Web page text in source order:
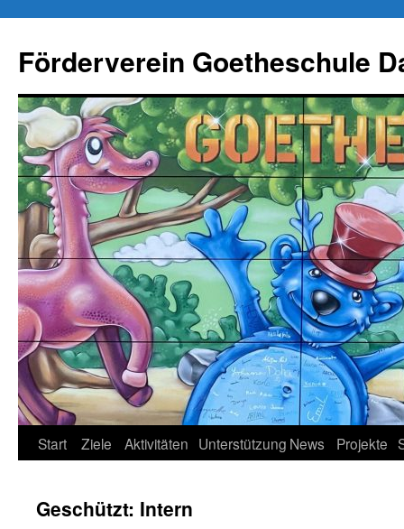
springen
Förderverein Goetheschule
Start Ziele Aktivitäten Unterstützung News Projekte
Geschützt: Intern